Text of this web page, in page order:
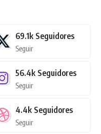
69.1k Seguidores
Seguir
56.4k Seguidores
Seguir
4.4k Seguidores
Seguir